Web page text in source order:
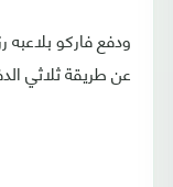
ودفع فاركو
عن طريقة ثلاثي